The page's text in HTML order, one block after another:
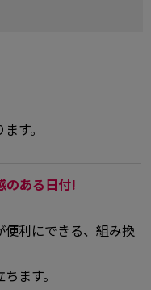
す。
のある日付!
利にできる、組み換
ます。